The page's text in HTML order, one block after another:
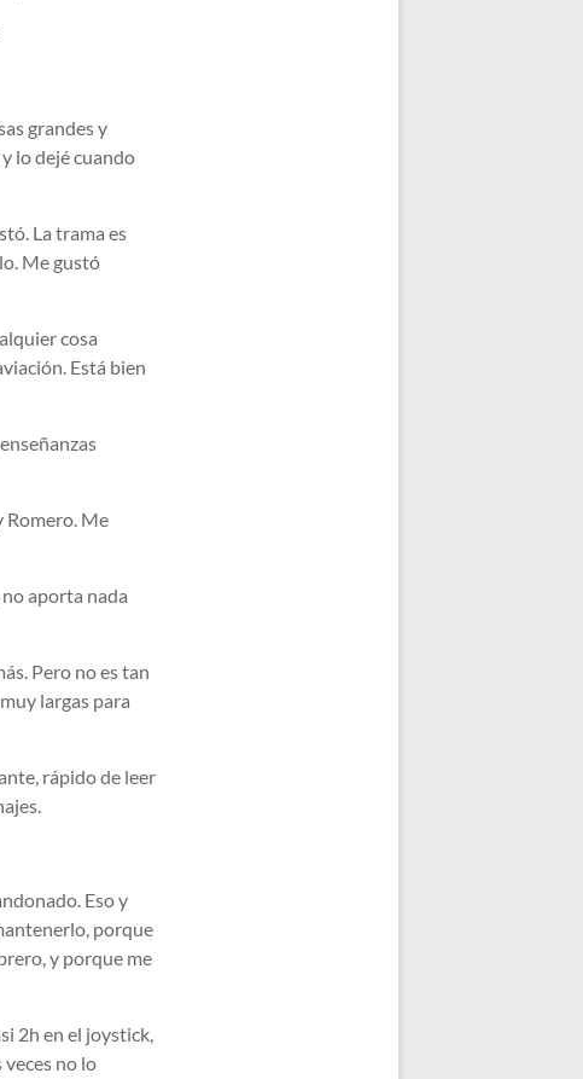
grandes y
lo dejé cuando
La trama es
Me gustó
cosa
Está bien
Romero. Me
aporta nada
Pero no es tan
largas para
rápido de leer
Eso y
porque
y porque me
2h en el joystick,
no lo